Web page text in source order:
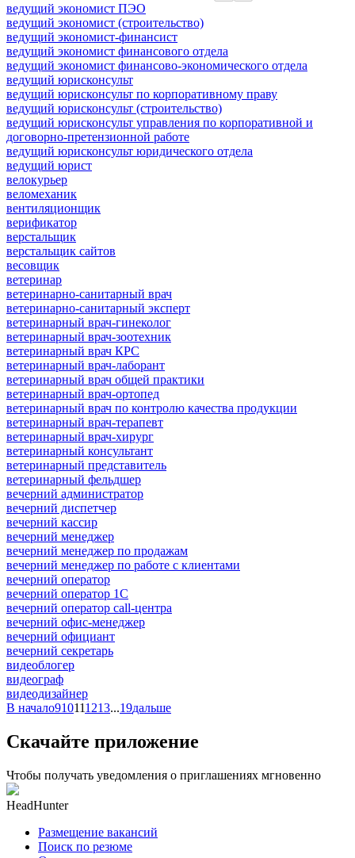
ведущий экономист ПЭО
ведущий экономист (строительство)
ведущий экономист-финансист
ведущий экономист финансового отдела
ведущий экономист финансово-экономического отдела
ведущий юрисконсульт
ведущий юрисконсульт по корпоративному праву
ведущий юрисконсульт (строительство)
ведущий юрисконсульт управления по корпоративной и
договорно-претензионной работе
ведущий юрисконсульт юридического отдела
ведущий юрист
велокурьер
веломеханик
вентиляционщик
верификатор
верстальщик
верстальщик сайтов
весовщик
ветеринар
ветеринарно-санитарный врач
ветеринарно-санитарный эксперт
ветеринарный врач-гинеколог
ветеринарный врач-зоотехник
ветеринарный врач КРС
ветеринарный врач-лаборант
ветеринарный врач общей практики
ветеринарный врач-ортопед
ветеринарный врач по контролю качества продукции
ветеринарный врач-терапевт
ветеринарный врач-хирург
ветеринарный консультант
ветеринарный представитель
ветеринарный фельдшер
вечерний администратор
вечерний диспетчер
вечерний кассир
вечерний менеджер
вечерний менеджер по продажам
вечерний менеджер по работе с клиентами
вечерний оператор
вечерний оператор 1С
вечерний оператор call-центра
вечерний офис-менеджер
вечерний официант
вечерний секретарь
видеоблогер
видеограф
видеодизайнер
В начало910111213...19дальше
Скачайте приложение
Чтобы получать уведомления о приглашениях мгновенно
HeadHunter
Размещение вакансий
Поиск по резюме